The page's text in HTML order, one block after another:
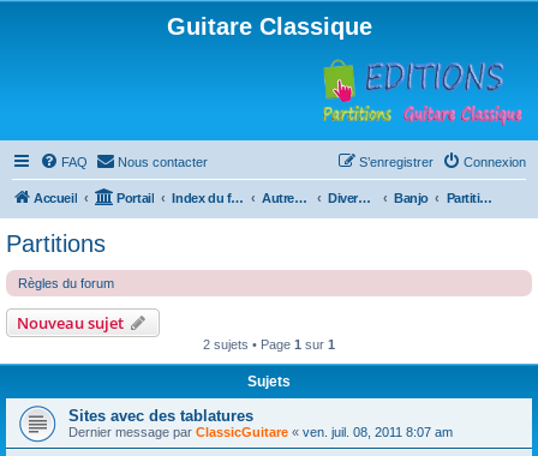
Guitare Classique
FAQ Nous contacter Connexion
S’enregistrer
Accueil Portail Index du forum Autres instruments à cordes pincées, ou styles Divers instruments Banjo Partitions
Partitions
Règles du forum
Nouveau sujet
2 sujets • Page 1 sur 1
Sujets
Sites avec des tablatures
Dernier message par ClassicGuitare « ven. juil. 08, 2011 8:07 am